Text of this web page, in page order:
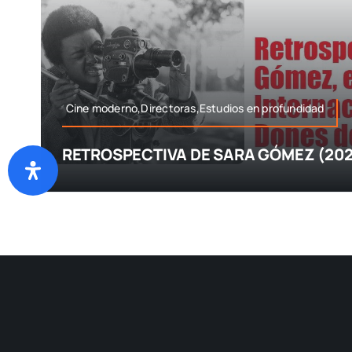
Cine moderno,Directoras,Estudios en profundidad
RETROSPECTIVA DE SARA GÓMEZ